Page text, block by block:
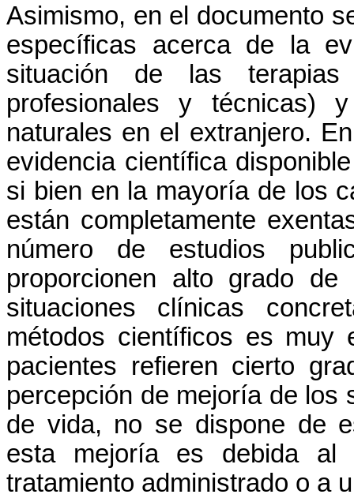
Asimismo, en el documento
específicas
acercade la
situación de lasterapias
profesionales y técnicas)
naturales en el extranjero.
evidencia científica
si bien en la mayoríade los
están completamente
número de estudios
proporcionen alto grado de
situaciones
clínicas
métodos científicos es muy
pacientes refieren cierto
percepción de mejoríade los
de vida, no se dispone de
esta mejoríaes debidaal
tratamiento administrado o a